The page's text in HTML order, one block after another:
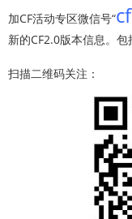
加CF活动专区微信号“
新的CF2.0版本信息。包
扫描二维码关注：